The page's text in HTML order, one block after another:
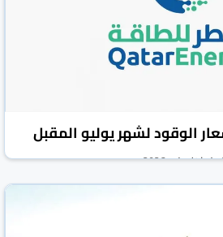
الوقود لشهر يوليو المقبل